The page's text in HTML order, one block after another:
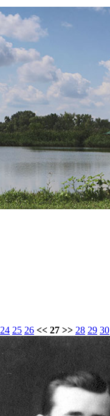
24 25 26 << 27 >> 28 29 30